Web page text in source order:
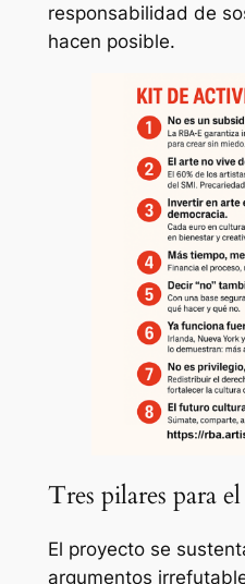
responsabilidad de
hacen posible.
Tres pilares para
El proyecto se
argumentos